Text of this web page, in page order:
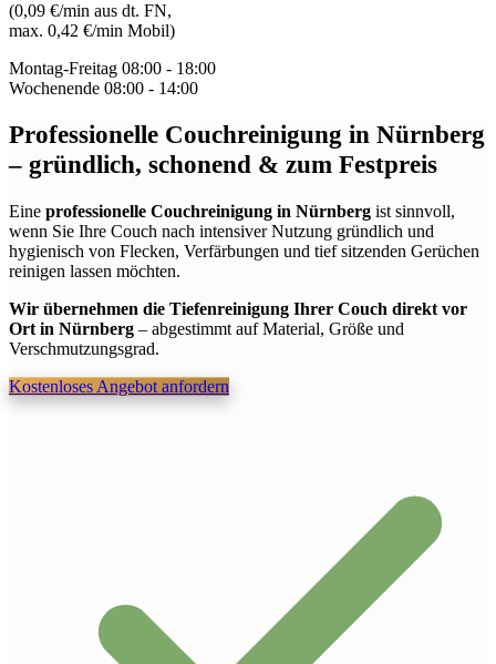
(0,09 €/min aus dt. FN,
max. 0,42 €/min Mobil)
Montag-Freitag 08:00 - 18:00
Wochenende 08:00 - 14:00
Professionelle Couchreinigung in Nürnberg
– gründlich, schonend & zum Festpreis
Eine professionelle Couchreinigung in Nürnberg ist sinnvoll,
wenn Sie Ihre Couch nach intensiver Nutzung gründlich und
hygienisch von Flecken, Verfärbungen und tief sitzenden Gerüchen
reinigen lassen möchten.
Wir übernehmen die Tiefenreinigung Ihrer Couch direkt vor
Ort in Nürnberg– abgestimmt auf Material, Größe und
Verschmutzungsgrad.
Kostenloses Angebot anfordern